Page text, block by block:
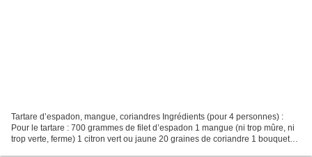
Tartare d’espadon, mangue, coriandres Ingrédients (pour 4 personnes) :
Pour le tartare : 700 grammes de filet d’espadon 1 mangue (ni trop mûre, ni
trop verte, ferme) 1 citron vert ou jaune 20 graines de coriandre 1 bouquet